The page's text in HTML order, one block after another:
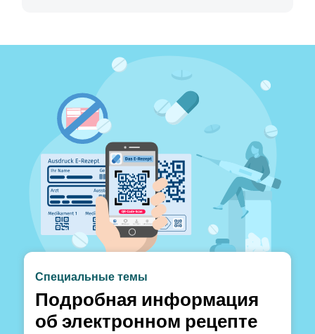
Специальные темы
Подробная информация
об электронном рецепте